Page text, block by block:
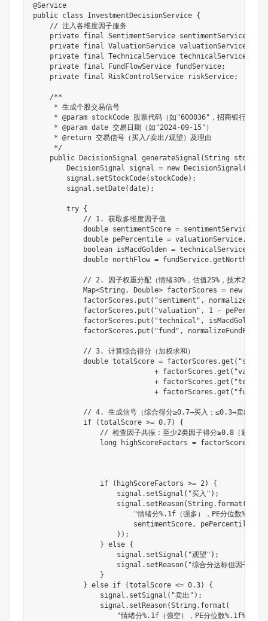
@Service
public class InvestmentDecisionService {
// 注入各维度因子服务
private final SentimentService sentimentService
private final ValuationService valuationService
private final TechnicalService technicalService
private final FundFlowService fundService;
private final RiskControlService riskService;
/**
     * 生成个股交易信号
     * @param stockCode 股票代码（如"600036"，招商银行）
     * @param date 交易日期（如"2024-09-15"）
     * @return 交易信号（买入/卖出/观望）及理由
     */
public
DecisionSignal generateSignal (String
DecisionSignal signal = new DecisionSignal (
        signal
. setStockCode( stockCode) ;
        signal
. setDate(date) ;
try {
// 1. 获取多维度因子值
double sentimentScore = sentimentService
double pePercentile = valuationService.
boolean isMacdGolden = technicalService
double northFlow = fundService.
// 2. 因子权重分配（情绪30%，估值25%，技术25%，
Map<String , Double> factorScores = new
            factorScores
. put ( "sentiment" , normalize
            factorScores
. put ( "valuation" , 1 -
            factorScores
. put ( "technical" , isMacdGolden
            factorScores
. put ( "fund" , normalizeFundFlow
// 3. 计算综合得分（加权求和）
double totalScore = factorScores .get (
+ factorScores .get (
+ factorScores .get (
+ factorScores .get ( "fund"
// 4. 生成信号（综合得分≥0.7→买入；≤0.3→卖出；否
if
(totalScore >= 0.7)
{
// 检查因子共振：至少2类因子得分≥0.8（避免单
long highScoreFactors = factorScores
if ( highScoreFactors >= 2)
{
                    signal
. setSignal ( "买入" ) ;
                    signal
. setReason(String . format (
"情绪分%.1f（强多），PE分位数
                        sentimentScore
, pePercentile
) ) ;
} else {
                    signal
. setSignal ( "观望" ) ;
                    signal
. setReason( "综合分达标但因子共振
}
} else if (totalScore <= 0.3)
{
                signal
. setSignal ( "卖出" ) ;
                signal
. setReason(String . format (
"情绪分%.1f（强空），PE分位数%.1f%%，